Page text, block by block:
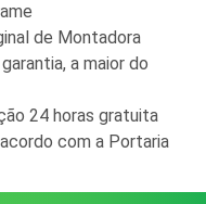
de Montadora
a maior do
24 horas gratuita
com a Portaria